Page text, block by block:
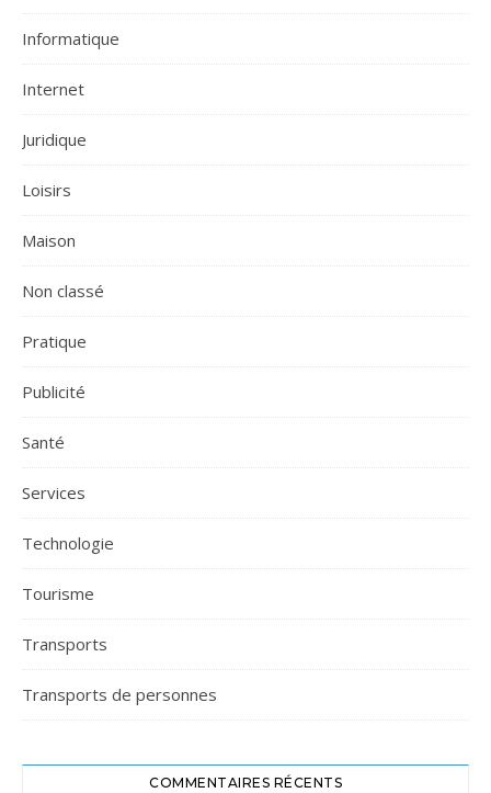
Informatique
Internet
Juridique
Loisirs
Maison
Non classé
Pratique
Publicité
Santé
Services
Technologie
Tourisme
Transports
Transports de personnes
COMMENTAIRES RÉCENTS